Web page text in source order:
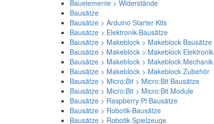
Bauelemente > Widerstände
Bausätze
Bausätze > Arduino Starter Kits
Bausätze > Elektronik-Bausätze
Bausätze > Makeblock > Makeblock Bausätze
Bausätze > Makeblock > Makeblock Elektronik
Bausätze > Makeblock > Makeblock Mechanik
Bausätze > Makeblock > Makeblock Zubehör
Bausätze > Micro:Bit > Micro:Bit Bausätze
Bausätze > Micro:Bit > Micro:Bit Module
Bausätze > Raspberry Pi Bausätze
Bausätze > Robotik-Bausätze
Bausätze > Robotik Spielzeuge